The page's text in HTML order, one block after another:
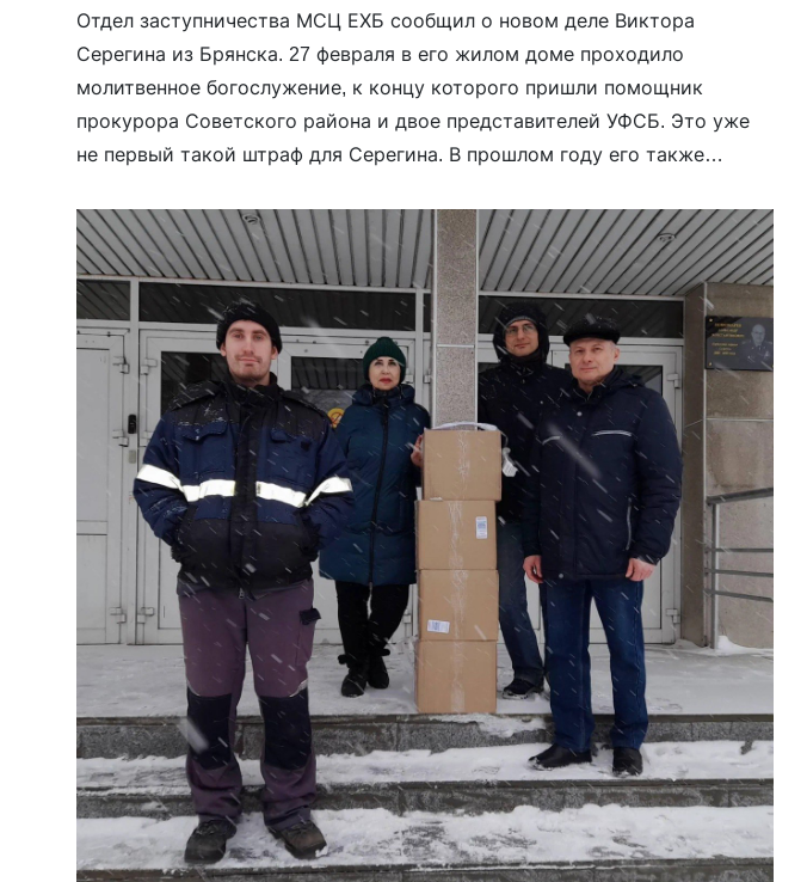
Отдел заступничества МСЦ ЕХБ сообщил о новом деле Виктора
Серегина из Брянска. 27 февраля в его жилом доме проходило
молитвенное богослужение, к концу которого пришли помощник
прокурора Советского района и двое представителей УФСБ. Это уже
не первый такой штраф для Серегина. В прошлом году его также
воскресного богослужения […]